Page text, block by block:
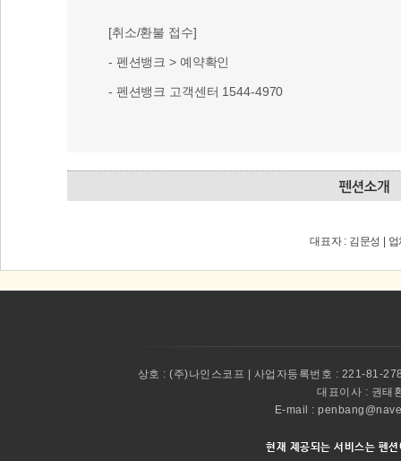
[취소/환불 접수]
- 펜션뱅크 > 예약확인
- 펜션뱅크 고객센터 1544-4970
대표자 : 김문성 |
상호 : (주)나인스코프 | 사업자등록번호 : 221-81-
대표이사 : 권태
E-mail :
현재 제공되는 서비스는 펜